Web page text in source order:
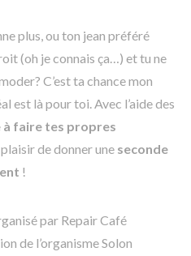
plus, ou ton jean préféré
(oh je connais ça…) et tu ne
C’est ta chance mon
est là pour toi. Avec l’aide des
faire tes propres
de donner une seconde
!
par Repair Café
de l’organisme Solon